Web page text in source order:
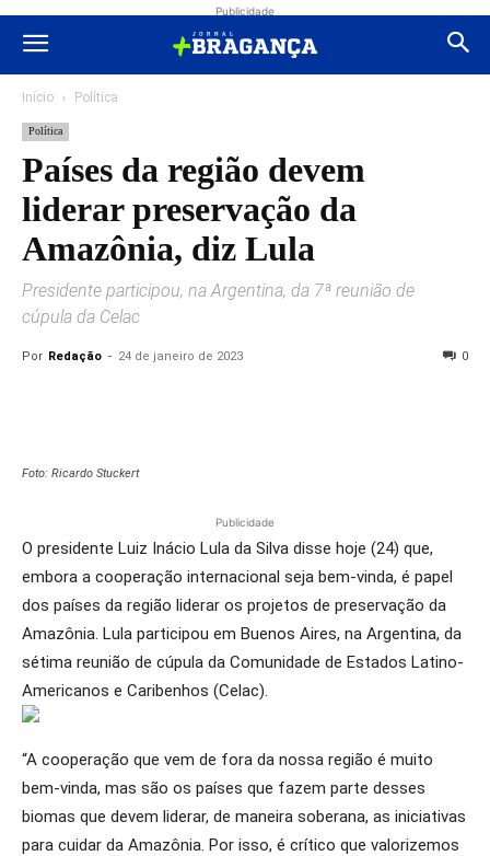
Publicidade
Início Política
Política
Países da região devem
liderar preservação da
Amazônia, diz Lula
Presidente participou, na Argentina, da 7ª reunião de
cúpula da Celac
Por Redação - 24 de janeiro de 2023 0
Foto: Ricardo Stuckert
Publicidade
O presidente Luiz Inácio Lula da Silva disse hoje (24) que,
embora a cooperação internacional seja bem-vinda, é papel
dos países da região liderar os projetos de preservação da
Amazônia. Lula participou em Buenos Aires, na Argentina, da
sétima reunião de cúpula da Comunidade de Estados Latino-
Americanos e Caribenhos (Celac).
“A cooperação que vem de fora da nossa região é muito
bem-vinda, mas são os países que fazem parte desses
biomas que devem liderar, de maneira soberana, as iniciativas
para cuidar da Amazônia. Por isso, é crítico que valorizemos